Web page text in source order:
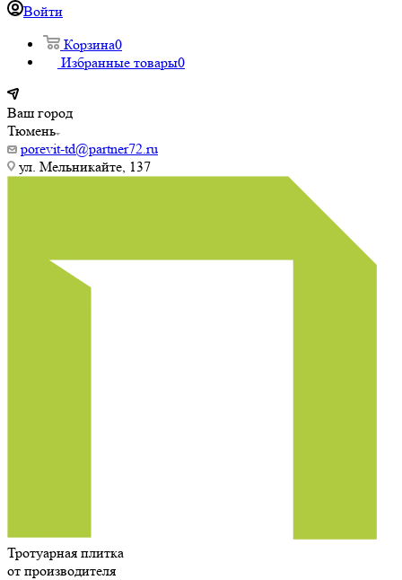
Войти
Корзина0
Избранные товары0
Ваш город
Тюмень
porevit-td@partner72.ru
ул. Мельникайте, 137
Тротуарная плитка
от производителя